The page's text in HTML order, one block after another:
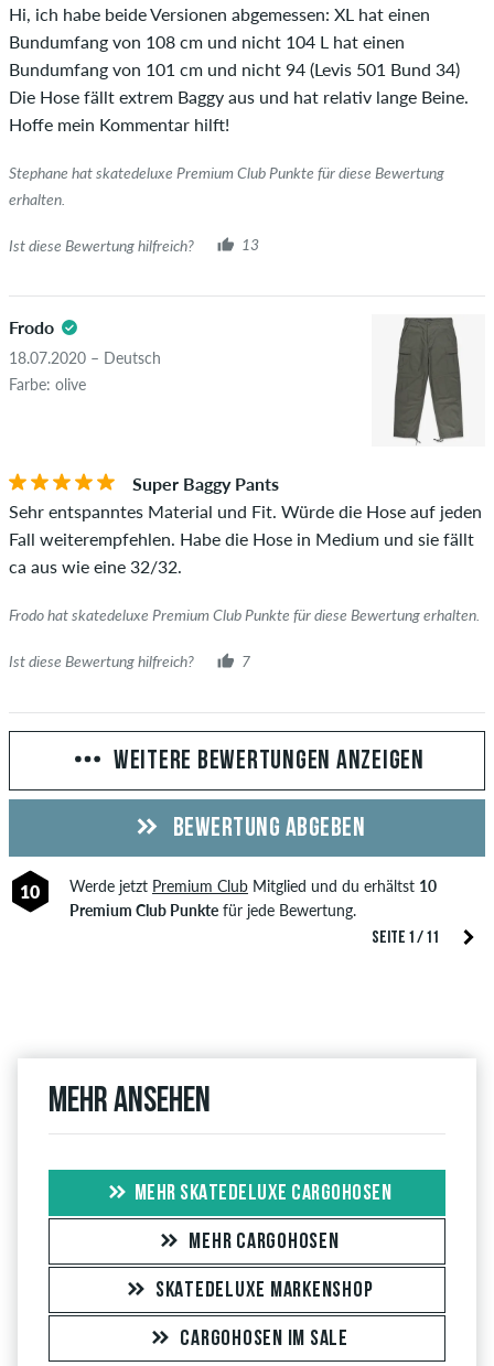
Hi, ich habe beide Versionen abgemessen: XL hat einen
Bundumfang von 108 cm und nicht 104 L hat einen
Bundumfang von 101 cm und nicht 94 (Levis 501 Bund 34)
Die Hose fällt extrem Baggy aus und hat relativ lange Beine.
Hoffe mein Kommentar hilft!
Stephane hat skatedeluxe Premium Club Punkte für diese Bewertung
erhalten.
Ist diese Bewertung hilfreich? 13
Frodo
18.07.2020 – Deutsch
Farbe: olive
Super Baggy Pants
Sehr entspanntes Material und Fit. Würde die Hose auf jeden
Fall weiterempfehlen. Habe die Hose in Medium und sie fällt
ca aus wie eine 32/32.
Frodo hat skatedeluxe Premium Club Punkte für diese Bewertung erhalten.
Ist diese Bewertung hilfreich? 7
SEITE 1 / 11
WEITERE BEWERTUNGEN ANZEIGEN
BEWERTUNG ABGEBEN
10 Werde jetzt Premium ClubMitglied und du erhältst 10
Premium Club Punktefür jede Bewertung.
Mehr ansehen
MEHR SKATEDELUXE CARGOHOSEN
MEHR CARGOHOSEN
SKATEDELUXE MARKENSHOP
CARGOHOSEN IM SALE